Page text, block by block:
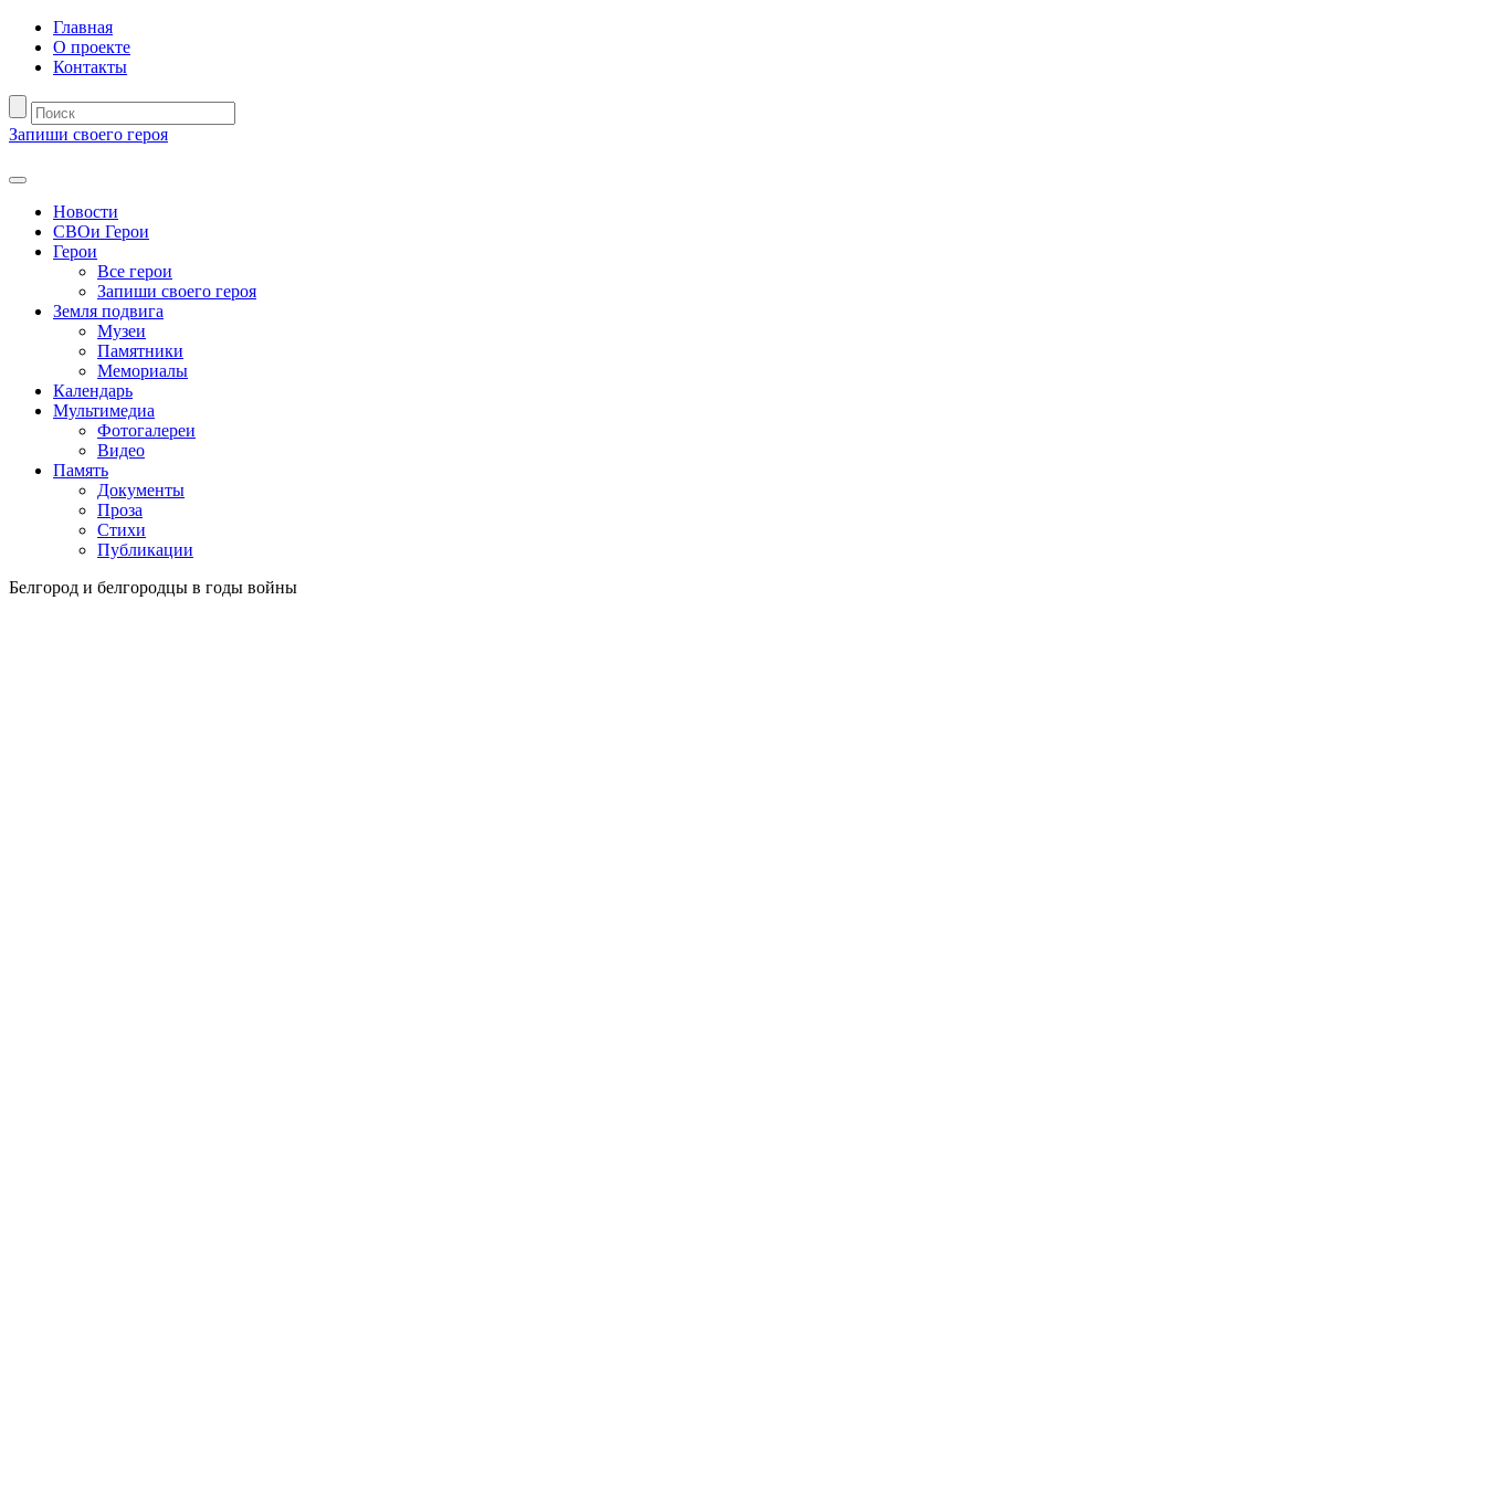
Главная
О проекте
Контакты
Запиши своего героя
Новости
СВОи Герои
Герои
Все герои
Запиши своего героя
Земля подвига
Музеи
Памятники
Мемориалы
Календарь
Мультимедиа
Фотогалереи
Видео
Память
Документы
Проза
Стихи
Публикации
Белгород и белгородцы в годы войны